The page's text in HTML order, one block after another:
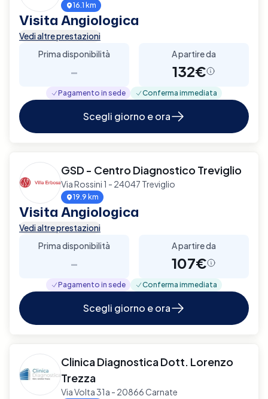
16.1 km
Visita Angiologica
Vedi altre prestazioni
Prima disponibilità
-
A partire da
132€
Pagamento in sede Conferma immediata
Scegli giorno e ora
GSD - Centro Diagnostico Treviglio
Via Rossini 1 - 24047 Treviglio
19.9 km
Visita Angiologica
Vedi altre prestazioni
Prima disponibilità
-
A partire da
107€
Pagamento in sede Conferma immediata
Scegli giorno e ora
Clinica Diagnostica Dott. Lorenzo
Trezza
Via Volta 31a - 20866 Carnate